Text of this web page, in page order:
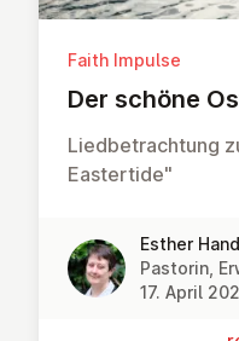
Faith Impulse
Der schöne
Liedbetrachtung
Eastertide"
Esther
Pastorin,
17. April